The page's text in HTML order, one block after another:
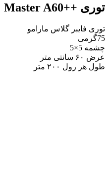
توری ++Master A60
توری فایبر گلاس مارامو
75گرمی
چشمه 5×5
عرض ۶۰ سانتی متر
طول هر رول ۲۰۰ متر